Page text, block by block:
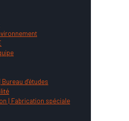
d’études
| Fabrication spéciale